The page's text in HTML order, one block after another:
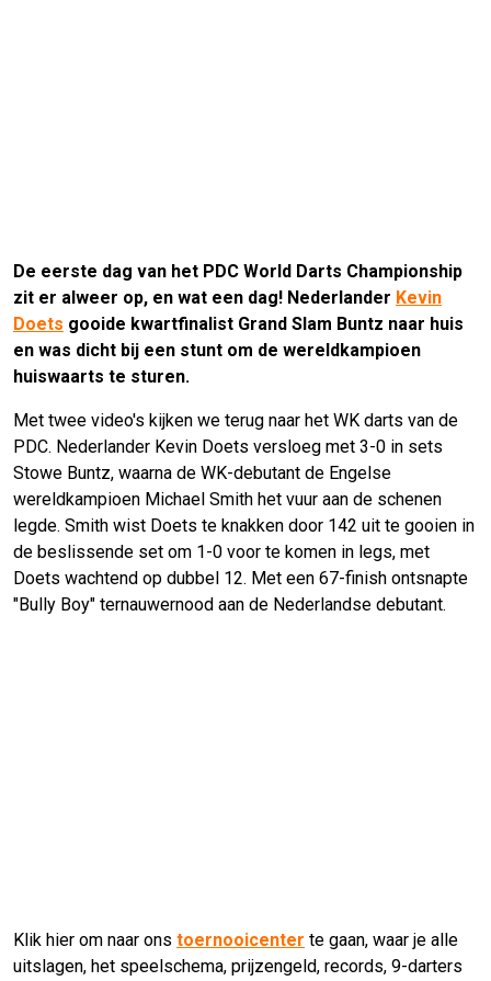
De eerste dag van het PDC World Darts Championship
zit er alweer op, en wat een dag! Nederlander Kevin
Doets gooide kwartfinalist Grand Slam Buntz naar huis
en was dicht bij een stunt om de wereldkampioen
huiswaarts te sturen.
Met twee video's kijken we terug naar het WK darts van de
PDC. Nederlander Kevin Doets versloeg met 3-0 in sets
Stowe Buntz, waarna de WK-debutant de Engelse
wereldkampioen Michael Smith het vuur aan de schenen
legde. Smith wist Doets te knakken door 142 uit te gooien in
de beslissende set om 1-0 voor te komen in legs, met
Doets wachtend op dubbel 12. Met een 67-finish ontsnapte
"Bully Boy" ternauwernood aan de Nederlandse debutant.
Klik hier om naar ons toernooicenter te gaan, waar je alle
uitslagen, het speelschema, prijzengeld, records, 9-darters